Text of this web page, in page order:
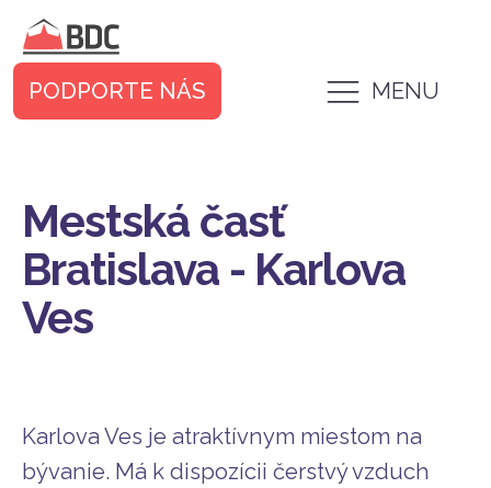
MENU
PODPORTE NÁS
Mestská časť
Bratislava - Karlova
Ves
Karlova Ves je atraktívnym miestom na
bývanie. Má k dispozícii čerstvý vzduch